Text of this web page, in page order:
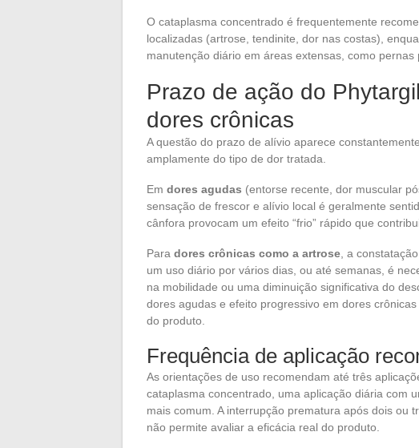
O cataplasma concentrado é frequentemente
localizadas (artrose, tendinite, dor nas costas),
manutenção diário em áreas extensas, como pernas
Prazo de ação do
dores crônicas
A questão do prazo de alívio aparece
amplamente do tipo de dor tratada.
Em dores agudas (entorse recente, dor muscular
sensação de frescor e alívio local é geralmente
cânfora provocam um efeito “frio” rápido que
Para dores crônicas como a artrose, a
um uso diário por vários dias, ou até semanas, é
na mobilidade ou uma diminuição significativa do
dores agudas e efeito progressivo em dores
do produto.
Frequência de aplicação
As orientações de uso recomendam até três
cataplasma concentrado, uma aplicação diária com
mais comum. A interrupção prematura após dois ou
não permite avaliar a eficácia real do produto.